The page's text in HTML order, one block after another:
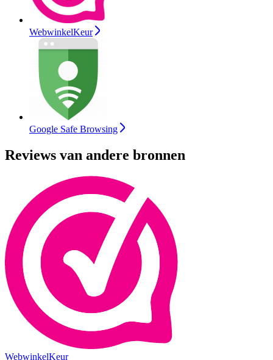
WebwinkelKeur
Google Safe Browsing
Reviews van andere bronnen
WebwinkelKeur